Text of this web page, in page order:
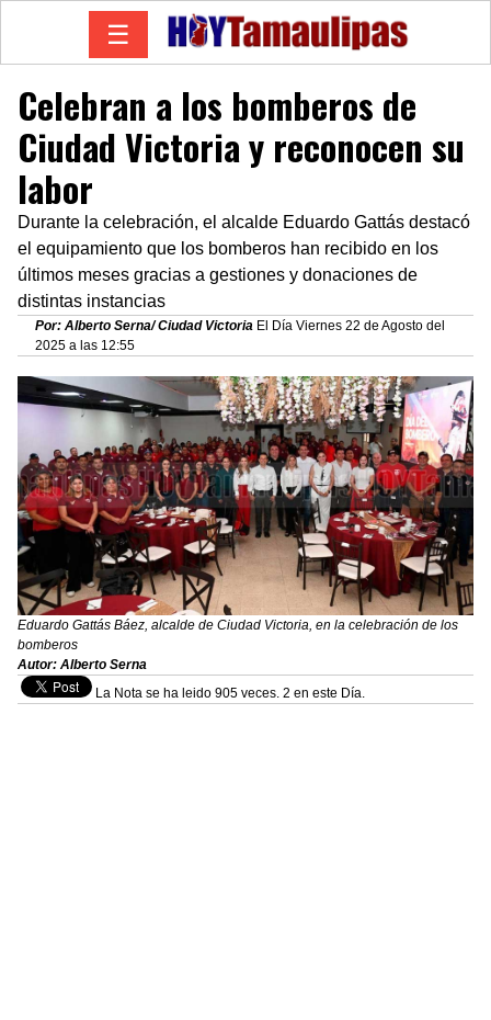
☰
Celebran a los bomberos de
Ciudad Victoria y reconocen su
labor
Durante la celebración, el alcalde Eduardo Gattás destacó
el equipamiento que los bomberos han recibido en los
últimos meses gracias a gestiones y donaciones de
distintas instancias
Por: Alberto Serna/ Ciudad Victoria El Día Viernes 22 de Agosto del
2025 a las 12:55
Eduardo Gattás Báez, alcalde de Ciudad Victoria, en la celebración de los
bomberos
Autor: Alberto Serna
La Nota se ha leido 905 veces. 2 en este Día.